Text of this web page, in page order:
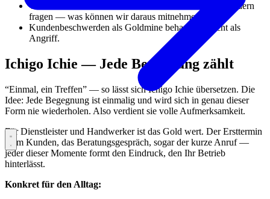
Wenn ein Prozess scheitert: Nicht einfach ersetzen, sondern
fragen — was können wir daraus mitnehmen?
Kundenbeschwerden als Goldmine behandeln, nicht als
Angriff.
Ichigo Ichie — Jede Begegnung zählt
“Einmal, ein Treffen” — so lässt sich Ichigo Ichie übersetzen. Die
Idee: Jede Begegnung ist einmalig und wird sich in genau dieser
Form nie wiederholen. Also verdient sie volle Aufmerksamkeit.
Für Dienstleister und Handwerker ist das Gold wert. Der Ersttermin
beim Kunden, das Beratungsgespräch, sogar der kurze Anruf —
jeder dieser Momente formt den Eindruck, den Ihr Betrieb
hinterlässt.
Konkret für den Alltag: